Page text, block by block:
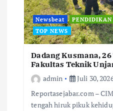
Newsbeat PENDIDIKAN
TOP NEWS
Dadang Kusmana,
Fakultas Teknik
admin
Juli 30,
Reportasejabar.com –
tengah hiruk pikuk